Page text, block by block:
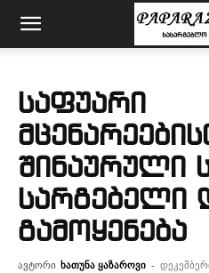
საფუარი
შინაურული
სარგებელი
გამოყენება
ავტორი ხათუნა ყაზაროვი -